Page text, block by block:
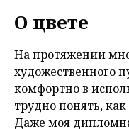
О цвете
На протяжении
художественного
комфортно в
трудно понять,
Даже моя